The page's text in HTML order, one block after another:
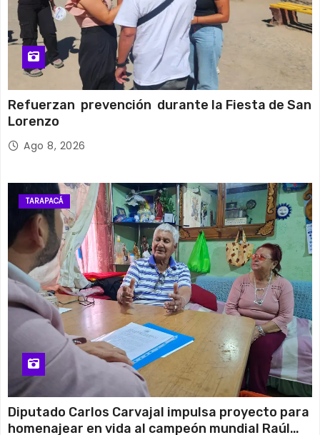
Refuerzan prevención durante la Fiesta de San
Lorenzo
Ago 8, 2026
TARAPACÁ
Diputado Carlos Carvajal impulsa proyecto para
homenajear en vida al campeón mundial Raúl